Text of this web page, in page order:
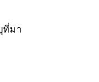
ที่มา